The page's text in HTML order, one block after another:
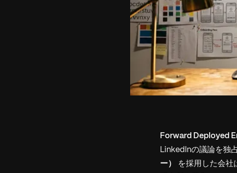
Forward Deployed
LinkedInの議論を独
ー）
を採用した会社